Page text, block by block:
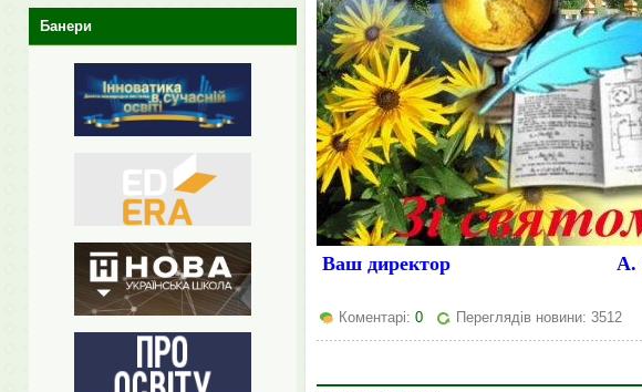
Ваш директор А.
Коментарі: 0 Переглядів новини: 3512
Банери